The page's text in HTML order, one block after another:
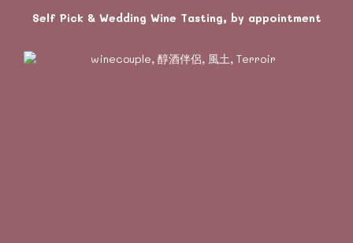
Self Pick & Wedding Wine Tasting, by appointment